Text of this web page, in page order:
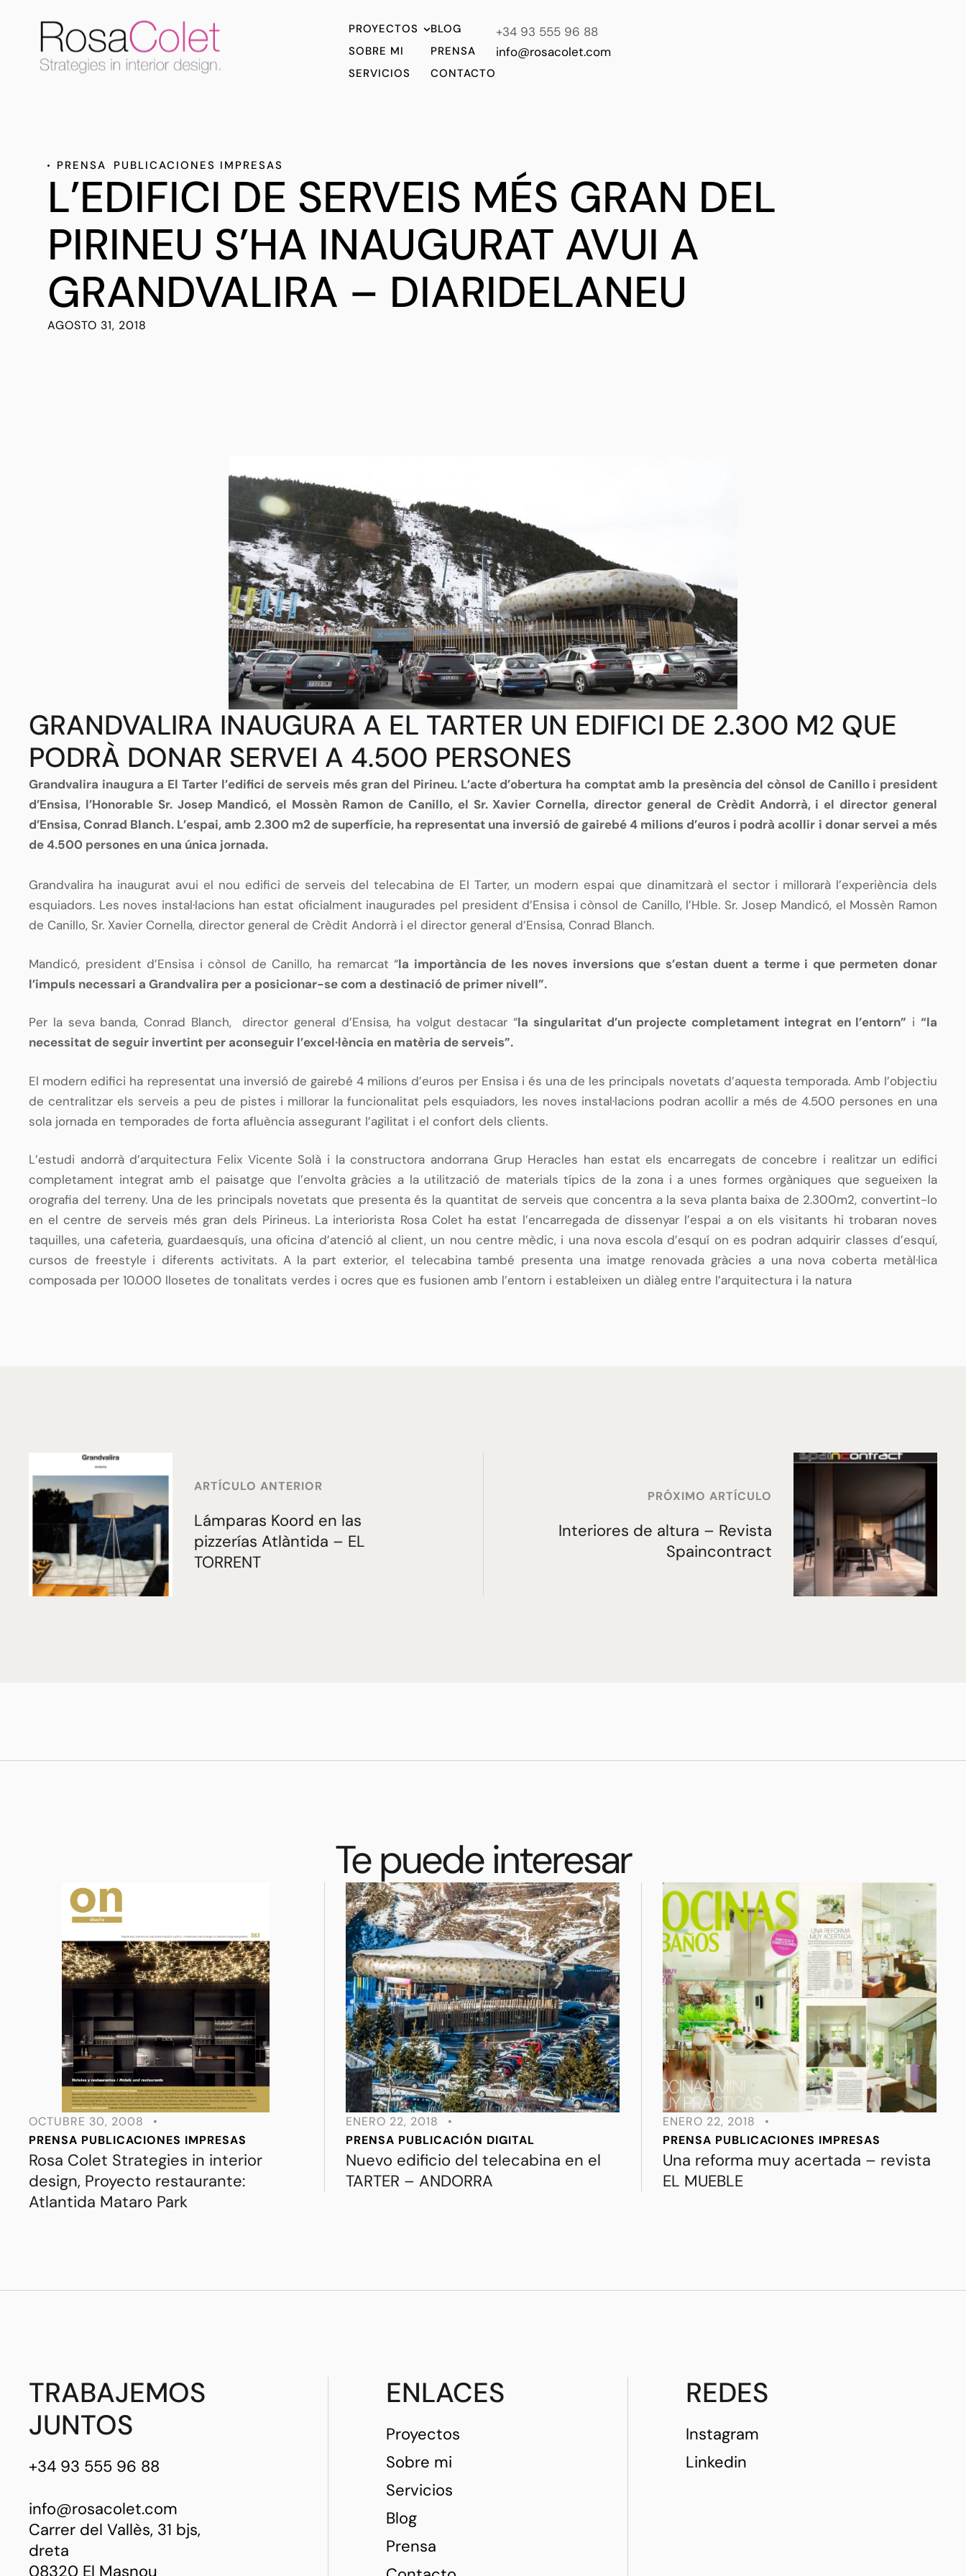
PROYECTOS
SOBRE MI
SERVICIOS
BLOG
PRENSA
CONTACTO
+34 93 555 96 88
info@rosacolet.com
PRENSA PUBLICACIONES IMPRESAS
L’EDIFICI DE SERVEIS MÉS GRAN DEL
PIRINEU S’HA INAUGURAT AVUI A
GRANDVALIRA – DIARIDELANEU
AGOSTO 31, 2018
GRANDVALIRA INAUGURA A EL TARTER UN EDIFICI DE 2.300 M2 QUE
PODRÀ DONAR SERVEI A 4.500 PERSONES
Grandvalira inaugura a El Tarter l’edifici de serveis més gran del Pirineu. L’acte d’obertura ha comptat amb la presència del cònsol de Canillo i president
d’Ensisa, l’Honorable Sr. Josep Mandicó, el Mossèn Ramon de Canillo, el Sr. Xavier Cornella, director general de Crèdit Andorrà, i el director general
d’Ensisa, Conrad Blanch. L’espai, amb 2.300 m2 de superfície, ha representat una inversió de gairebé 4 milions d’euros i podrà acollir i donar servei a més
de 4.500 persones en una única jornada.
Grandvalira ha inaugurat avui el nou edifici de serveis del telecabina de El Tarter, un modern espai que dinamitzarà el sector i millorarà l’experiència dels
esquiadors. Les noves instal·lacions han estat oficialment inaugurades pel president d’Ensisa i cònsol de Canillo, l’Hble. Sr. Josep Mandicó, el Mossèn Ramon
de Canillo, Sr. Xavier Cornella, director general de Crèdit Andorrà i el director general d’Ensisa, Conrad Blanch.
Mandicó, president d’Ensisa i cònsol de Canillo, ha remarcat “la importància de les noves inversions que s’estan duent a terme i que permeten donar
l’impuls necessari a Grandvalira per a posicionar-se com a destinació de primer nivell”.
Per la seva banda, Conrad Blanch, director general d’Ensisa, ha volgut destacar “la singularitat d’un projecte completament integrat en l’entorn” i“la
necessitat de seguir invertint per aconseguir l’excel·lència en matèria de serveis”.
El modern edifici ha representat una inversió de gairebé 4 milions d’euros per Ensisa i és una de les principals novetats d’aquesta temporada. Amb l’objectiu
de centralitzar els serveis a peu de pistes i millorar la funcionalitat pels esquiadors, les noves instal·lacions podran acollir a més de 4.500 persones en una
sola jornada en temporades de forta afluència assegurant l’agilitat i el confort dels clients.
L’estudi andorrà d’arquitectura Felix Vicente Solà i la constructora andorrana Grup Heracles han estat els encarregats de concebre i realitzar un edifici
completament integrat amb el paisatge que l’envolta gràcies a la utilització de materials típics de la zona i a unes formes orgàniques que segueixen la
orografia del terreny. Una de les principals novetats que presenta és la quantitat de serveis que concentra a la seva planta baixa de 2.300m2, convertint-lo
en el centre de serveis més gran dels Pirineus. La interiorista Rosa Colet ha estat l’encarregada de dissenyar l’espai a on els visitants hi trobaran noves
taquilles, una cafeteria, guardaesquís, una oficina d’atenció al client, un nou centre mèdic, i una nova escola d’esquí on es podran adquirir classes d’esquí,
cursos de freestyle i diferents activitats. A la part exterior, el telecabina també presenta una imatge renovada gràcies a una nova coberta metàl·lica
composada per 10.000 llosetes de tonalitats verdes i ocres que es fusionen amb l’entorn i estableixen un diàleg entre l’arquitectura i la natura
ARTÍCULO ANTERIOR
Lámparas Koord en las
pizzerías Atlàntida – EL
TORRENT
PRÓXIMO ARTÍCULO
Interiores de altura – Revista
Spaincontract
Te puede interesar
OCTUBRE 30, 2008
•
PRENSA PUBLICACIONES IMPRESAS
Rosa Colet Strategies in interior
design, Proyecto restaurante:
Atlantida Mataro Park
ENERO 22, 2018
•
PRENSA PUBLICACIÓN DIGITAL
Nuevo edificio del telecabina en el
TARTER – ANDORRA
ENERO 22, 2018
•
PRENSA PUBLICACIONES IMPRESAS
Una reforma muy acertada – revista
EL MUEBLE
TRABAJEMOS
JUNTOS
+34 93 555 96 88
info@rosacolet.com
Carrer del Vallès, 31 bjs,
dreta
08320 El Masnou
ENLACES
Proyectos
Sobre mi
Servicios
Blog
Prensa
REDES
Instagram
Linkedin